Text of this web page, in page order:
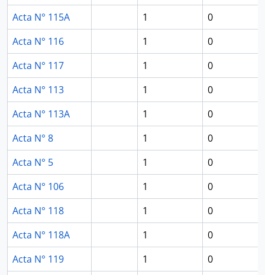
Acta N° 115A
1
0
Acta N° 116
1
0
Acta N° 117
1
0
Acta N° 113
1
0
Acta N° 113A
1
0
Acta N° 8
1
0
Acta N° 5
1
0
Acta N° 106
1
0
Acta N° 118
1
0
Acta N° 118A
1
0
Acta N° 119
1 0